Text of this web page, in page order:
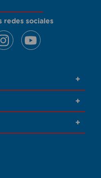
redes sociales
+
+
+